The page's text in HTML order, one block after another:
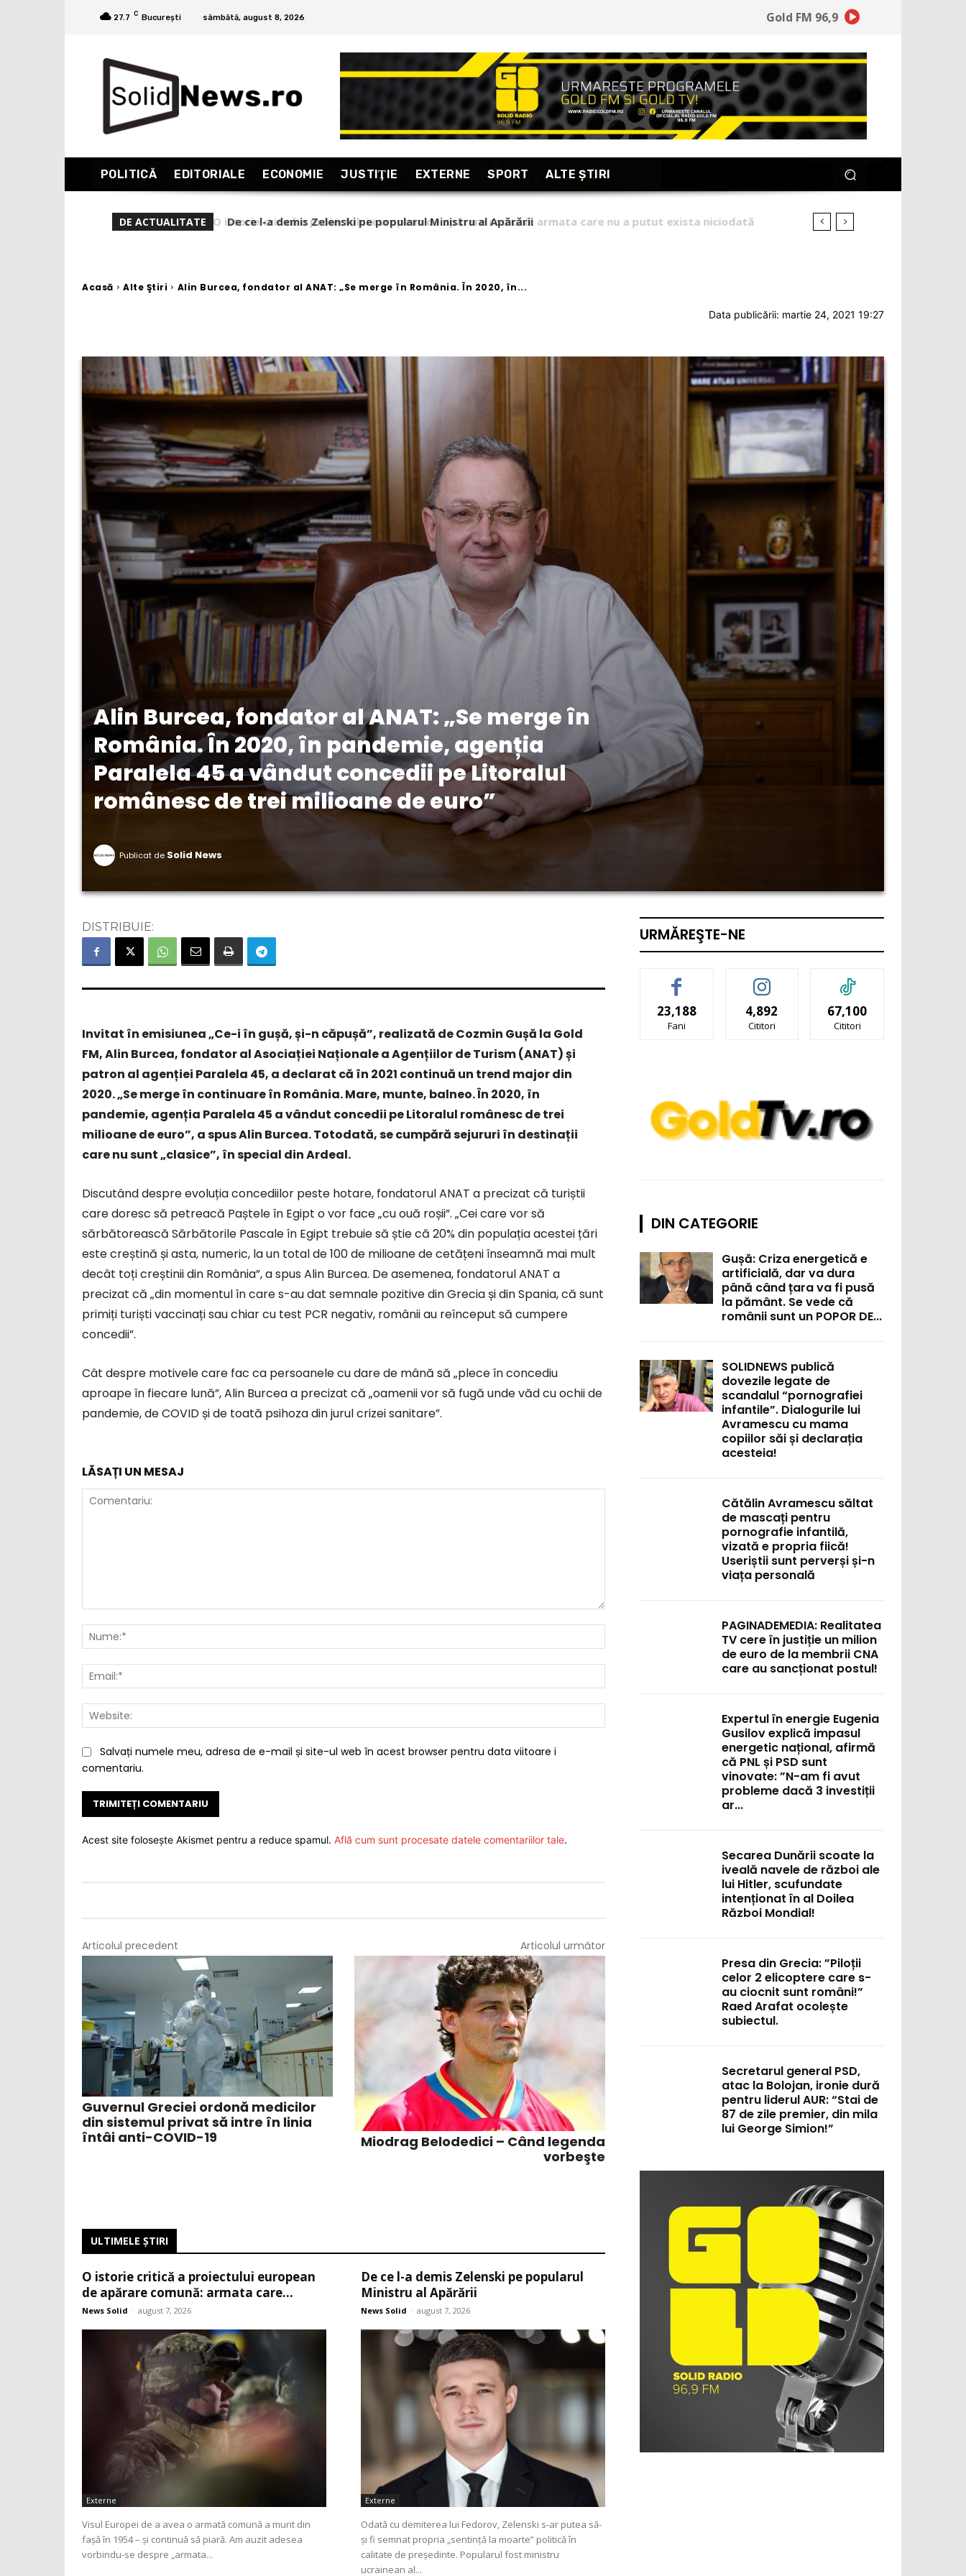
27.7 C București sâmbătă, august 8, 2026 Gold FM 96,9
POLITICĂ EDITORIALE ECONOMIE JUSTIŢIE EXTERNE SPORT ALTE ŞTIRI
DE ACTUALITATE De ce l-a demis Zelenski pe popularul Ministru al Apărării
Acasă Alte Ştiri Alin Burcea, fondator al ANAT: „Se merge în România. În 2020, în...
Data publicării: martie 24, 2021 19:27
Alin Burcea, fondator al ANAT: „Se merge în
România. În 2020, în pandemie, agenția
Paralela 45 a vândut concedii pe Litoralul
românesc de trei milioane de euro”
Publicat de Solid News
DISTRIBUIE:
Invitat în emisiunea „Ce-i în gușă, și-n căpușă”, realizată de Cozmin Gușă la Gold
FM, Alin Burcea, fondator al Asociației Naționale a Agențiilor de Turism (ANAT) și
patron al agenției Paralela 45, a declarat că în 2021 continuă un trend major din
2020. „Se merge în continuare în România. Mare, munte, balneo. În 2020, în
pandemie, agenția Paralela 45 a vândut concedii pe Litoralul românesc de trei
milioane de euro”, a spus Alin Burcea. Totodată, se cumpără sejururi în destinații
care nu sunt „clasice”, în special din Ardeal.
Discutând despre evoluția concediilor peste hotare, fondatorul ANAT a precizat că turiștii
care doresc să petreacă Paștele în Egipt o vor face „cu ouă roșii”. „Cei care vor să
sărbătorească Sărbătorile Pascale în Egipt trebuie să știe că 20% din populația acestei țări
este creștină și asta, numeric, la un total de 100 de milioane de cetățeni înseamnă mai mult
decât toți creștinii din România”, a spus Alin Burcea. De asemenea, fondatorul ANAT a
precizat că „din momentul în care s-au dat semnale pozitive din Grecia și din Spania, că sunt
primiți turiști vaccinați sau chiar cu test PCR negativ, românii au reînceput să cumpere
concedii”.
Cât despre motivele care fac ca persoanele cu dare de mână să „plece în concediu
aproape în fiecare lună”, Alin Burcea a precizat că „oamenii vor să fugă unde văd cu ochii de
pandemie, de COVID și de toată psihoza din jurul crizei sanitare”.
LĂSAȚI UN MESAJ
Salvați numele meu, adresa de e-mail și site-ul web în acest browser pentru data viitoare i
comentariu.
Acest site folosește Akismet pentru a reduce spamul. Află cum sunt procesate datele comentariilor tale.
Articolul precedent
Guvernul Greciei ordonă medicilor
din sistemul privat să intre în linia
întâi anti-COVID-19
Articolul următor
Miodrag Belodedici – Când legenda
vorbeşte
ULTIMELE ŞTIRI
O istorie critică a proiectului european
de apărare comună: armata care...
News Solid - august 7, 2026
Externe
Visul Europei de a avea o armată comună a murit din
fașă în 1954 – și continuă să piară. Am auzit adesea
vorbindu-se despre „armata...
De ce l-a demis Zelenski pe popularul
Ministru al Apărării
News Solid - august 7, 2026
Externe
Odată cu demiterea lui Fedorov, Zelenski s-ar putea să-
și fi semnat propria „sentință la moarte” politică în
calitate de președinte. Popularul fost ministru
ucrainean al...
URMĂREŞTE-NE
23,188
Fani
4,892
Cititori
67,100
Cititori
DIN CATEGORIE
Gușă: Criza energetică e
artificială, dar va dura
până când țara va fi pusă
la pământ. Se vede că
românii sunt un POPOR DE...
SOLIDNEWS publică
dovezile legate de
scandalul “pornografiei
infantile”. Dialogurile lui
Avramescu cu mama
copiilor săi și declarația
acesteia!
Cătălin Avramescu săltat
de mascați pentru
pornografie infantilă,
vizată e propria fiică!
Useriștii sunt perverși și-n
viața personală
PAGINADEMEDIA: Realitatea
TV cere în justiție un milion
de euro de la membrii CNA
care au sancționat postul!
Expertul în energie Eugenia
Gusilov explică impasul
energetic național, afirmă
că PNL și PSD sunt
vinovate: ”N-am fi avut
probleme dacă 3 investiții
ar...
Secarea Dunării scoate la
iveală navele de război ale
lui Hitler, scufundate
intenționat în al Doilea
Război Mondial!
Presa din Grecia: ”Piloții
celor 2 elicoptere care s-
au ciocnit sunt români!”
Raed Arafat ocolește
subiectul.
Secretarul general PSD,
atac la Bolojan, ironie dură
pentru liderul AUR: “Stai de
87 de zile premier, din mila
lui George Simion!”